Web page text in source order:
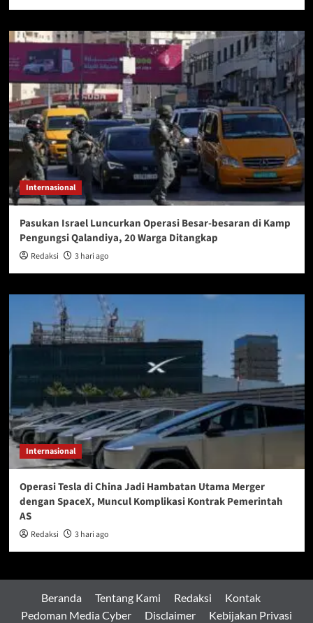
Internasional
Pasukan Israel Luncurkan Operasi Besar-besaran di Kamp
Pengungsi Qalandiya, 20 Warga Ditangkap
Redaksi 3 hari ago
Internasional
Operasi Tesla di China Jadi Hambatan Utama Merger
dengan SpaceX, Muncul Komplikasi Kontrak Pemerintah
AS
Redaksi 3 hari ago
Beranda Tentang Kami Redaksi
Kontak
Pedoman Media Cyber
Disclaimer Kebijakan Privasi